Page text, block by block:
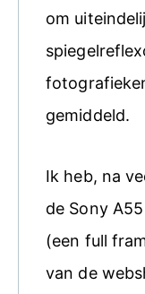
om
gemiddeld.
Ik heb, na
de Sony
(een full
van de